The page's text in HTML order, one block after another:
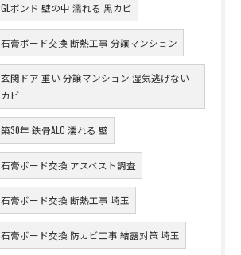
GLボンド 壁の中 濡れる 黒カビ
石膏ボード交換 断熱工事 分譲マンション
玄関ドア 重い 分譲マンション 湿気逃げない
カビ
築30年 鉄骨ALC 濡れる 壁
石膏ボード交換 アスベスト調査
石膏ボード交換 断熱工事 埼玉
石膏ボード交換 防カビ工事 結露対策 埼玉